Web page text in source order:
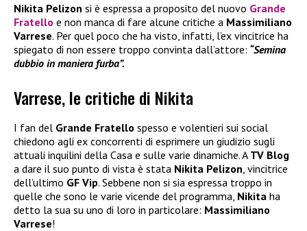
Nikita Pelizon si è espressa a proposito del nuovo Grande
Fratello e non manca di fare alcune critiche a Massimiliano
Varrese. Per quel poco che ha visto, infatti, l’ex vincitrice ha
spiegato di non essere troppo convinta dall’attore: “Semina
dubbio in maniera furba”.
Varrese, le critiche di Nikita
I fan del Grande Fratello spesso e volentieri sui social
chiedono agli ex concorrenti di esprimere un giudizio sugli
attuali inquilini della Casa e sulle varie dinamiche. A TV Blog
a dare il suo punto di vista è stata Nikita Pelizon , vincitrice
dell’ultimo GF Vip. Sebbene non si sia espressa troppo in
quelle che sono le varie vicende del programma, Nikita ha
detto la sua su uno di loro in particolare: Massimiliano
Varrese!